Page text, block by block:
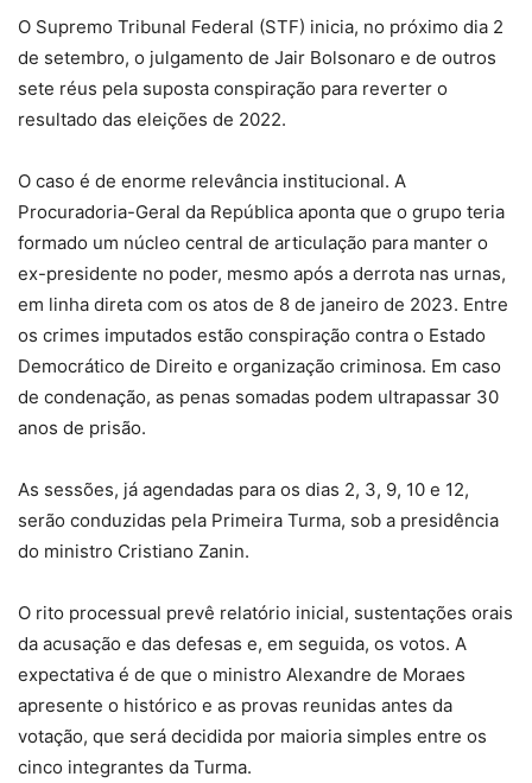
O Supremo Tribunal Federal (STF) inicia, no próximo dia 2
de setembro, o julgamento de Jair Bolsonaro e de outros
sete réus pela suposta conspiração para reverter o
resultado das eleições de 2022.
O caso é de enorme relevância institucional. A
Procuradoria-Geral da República aponta que o grupo teria
formado um núcleo central de articulação para manter o
ex-presidente no poder, mesmo após a derrota nas urnas,
em linha direta com os atos de 8 de janeiro de 2023. Entre
os crimes imputados estão conspiração contra o Estado
Democrático de Direito e organização criminosa. Em caso
de condenação, as penas somadas podem ultrapassar 30
anos de prisão.
As sessões, já agendadas para os dias 2, 3, 9, 10 e 12,
serão conduzidas pela Primeira Turma, sob a presidência
do ministro Cristiano Zanin.
O rito processual prevê relatório inicial, sustentações orais
da acusação e das defesas e, em seguida, os votos. A
expectativa é de que o ministro Alexandre de Moraes
apresente o histórico e as provas reunidas antes da
votação, que será decidida por maioria simples entre os
cinco integrantes da Turma.